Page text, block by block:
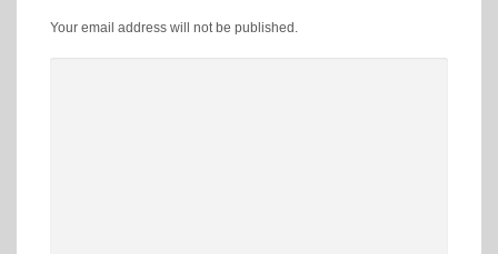
Your email address will not be published.